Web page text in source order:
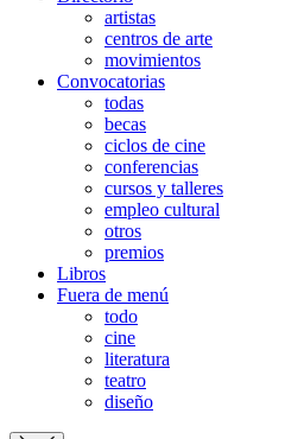
artistas
centros de arte
movimientos
Convocatorias
todas
becas
ciclos de cine
conferencias
cursos y talleres
empleo cultural
otros
premios
Libros
Fuera de menú
todo
cine
literatura
teatro
diseño